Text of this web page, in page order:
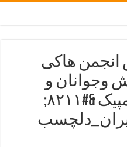
انجمن هاکی
و‌جوانان و
رییس کمیته ملی المپیک &#۸۲۱۱;